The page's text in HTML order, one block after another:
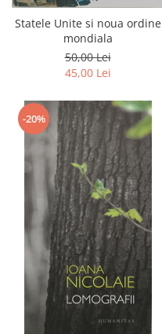
Statele Unite si noua ordine
mondiala
50,00 Lei
45,00 Lei
-20%